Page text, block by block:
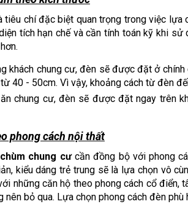
tiêu chí đặc biệt quan trọng trong việc lựa
tích hạn chế và cần tính toán kỹ khi
khách chung cư, đèn sẽ được đặt ở
40 - 50cm. Vì vậy, khoảng cách từ đèn
chung cư, đèn sẽ được đặt ngay trên
phong cách nội thất
chung cưcần đồng bộ với phong
kiểu dáng trẻ trung sẽ là lựa chọn vô
những căn hộ theo phong cách cổ
nên bỏ qua. Lựa chọn phong cách đèn